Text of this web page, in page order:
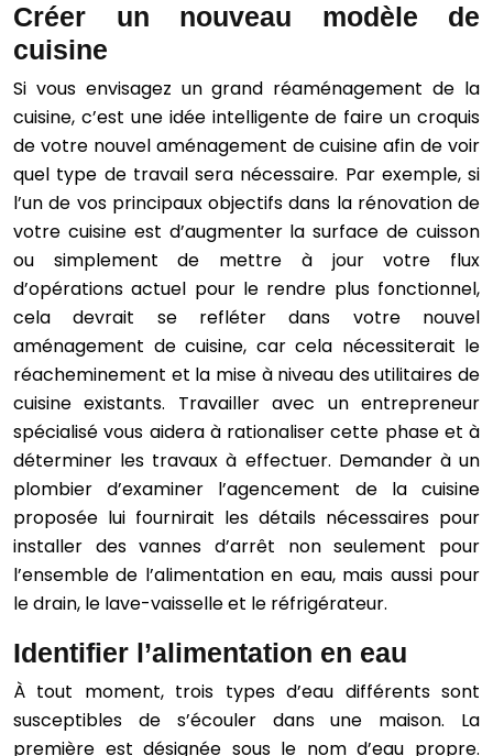
Créer un nouveau modèle de
cuisine
Si vous envisagez un grand réaménagement de la
cuisine, c’est une idée intelligente de faire un croquis
de votre nouvel aménagement de cuisine afin de voir
quel type de travail sera nécessaire. Par exemple, si
l’un de vos principaux objectifs dans la rénovation de
votre cuisine est d’augmenter la surface de cuisson
ou simplement de mettre à jour votre flux
d’opérations actuel pour le rendre plus fonctionnel,
cela devrait se refléter dans votre nouvel
aménagement de cuisine, car cela nécessiterait le
réacheminement et la mise à niveau des utilitaires de
cuisine existants. Travailler avec un entrepreneur
spécialisé vous aidera à rationaliser cette phase et à
déterminer les travaux à effectuer. Demander à un
plombier d’examiner l’agencement de la cuisine
proposée lui fournirait les détails nécessaires pour
installer des vannes d’arrêt non seulement pour
l’ensemble de l’alimentation en eau, mais aussi pour
le drain, le lave-vaisselle et le réfrigérateur.
Identifier l’alimentation en eau
À tout moment, trois types d’eau différents sont
susceptibles de s’écouler dans une maison. La
première est désignée sous le nom d’eau propre.